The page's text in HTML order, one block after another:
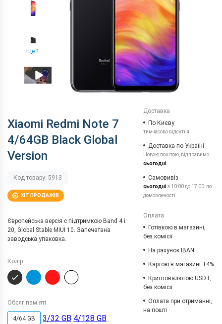
Ще 1
Xiaomi Redmi Note 7
4/64GB Black Global
Version
Код товару: 5913
ХІТ ПРОДАЖІВ
Європейська версія c підтримкою Band 4 і
20, Global Stable MIUI 10. Запечатана
заводська упаковка.
Колір
Обсяг пам'яті
4/64 GB 3/32 GB 4/128 GB
Доставка
По Києву
тимчасово відсутня
Доставка по Україні
Новою поштою, відправимо
сьогодні
Самовивіз
сьогодніз 10:00 до 17:00, по
домовленості
Оплата
Готівкою в магазині,
без комісії
На рахунок IBAN
Картою в магазині +4%
Криптовалютою USDT,
без комісії
Оплата при отриманні,
на пошті